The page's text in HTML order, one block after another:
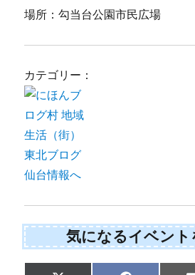
場所：勾当台公園市民広場
カテゴリー：
気になるイベント